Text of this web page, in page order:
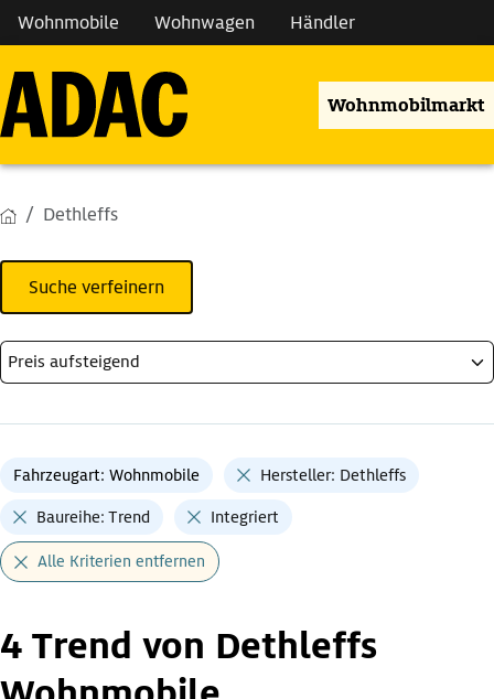
Wohnmobile Wohnwagen Händler
Wohnmobilmarkt
Dethleffs
Suche verfeinern
Fahrzeugart: Wohnmobile Hersteller: Dethleffs
Baureihe: Trend Integriert
Alle Kriterien entfernen
4 Trend von Dethleffs